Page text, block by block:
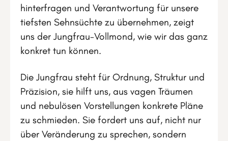
hinterfragen und Verantwortung für unsere
tiefsten Sehnsüchte zu übernehmen, zeigt
uns der Jungfrau-Vollmond, wie wir das ganz
konkret tun können.
Die Jungfrau steht für Ordnung, Struktur und
Präzision, sie hilft uns, aus vagen Träumen
und nebulösen Vorstellungen konkrete Pläne
zu schmieden. Sie fordert uns auf, nicht nur
über Veränderung zu sprechen, sondern